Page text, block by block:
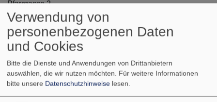
Pfarrgasse 2
96253 Untersiemau
Kinderhaus Sonnenschein
Pestalozzistraße 5
Vertreten durch:
Verwendung von
personenbezogenen Daten
und Cookies
Bitte die Dienste und Anwendungen von Drittanbietern
auswählen, die wir nutzen möchten. Für weitere Informationen
bitte unsere Datenschutzhinweise lesen.